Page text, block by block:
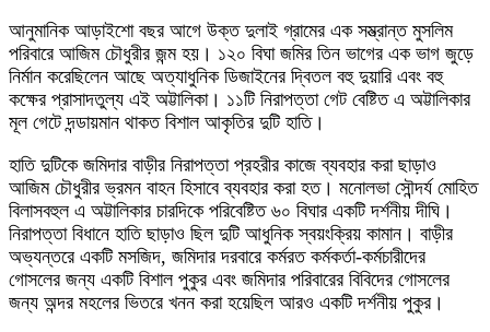
আনুমানিক আড়াইশো বছর আগে উক্ত দুলাই গ্রামের এক সম্ভ্রান্ত মুসলিম
পরিবারে আজিম চৌধুরীর জন্ম হয়। ১২০ বিঘা জমির তিন ভাগের এক ভাগ জুড়ে
নির্মান করেছিলেন আছে অত্যাধুনিক ডিজাইনের দ্বিতল বহু দুয়ারি এবং বহু
কক্ষের প্রাসাদতুল্য এই অট্টালিকা। ১১টি নিরাপত্তা গেট বেষ্টিত এ অট্টালিকার
মূল গেটে দন্ডায়মান থাকত বিশাল আকৃতির দুটি হাতি।
হাতি দুটিকে জমিদার বাড়ীর নিরাপত্তা প্রহরীর কাজে ব্যবহার করা ছাড়াও
আজিম চৌধুরীর ভ্রমন বাহন হিসাবে ব্যবহার করা হত। মনোলভা সৌন্দর্য মোহিত
বিলাসবহুল এ অট্টালিকার চারদিকে পরিবেষ্টিত ৬০ বিঘার একটি দর্শনীয় দীঘি।
নিরাপত্তা বিধানে হাতি ছাড়াও ছিল দুটি আধুনিক স্বয়ংক্রিয় কামান। বাড়ীর
অভ্যন্তরে একটি মসজিদ, জমিদার দরবারে কর্মরত কর্মকর্তা-কর্মচারীদের
গোসলের জন্য একটি বিশাল পুকুর এবং জমিদার পরিবারের বিবিদের গোসলের
জন্য অন্দর মহলের ভিতরে খনন করা হয়েছিল আরও একটি দর্শনীয় পুকুর।